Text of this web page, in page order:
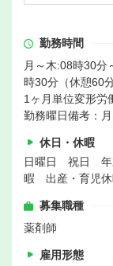
勤務時間
月～木:08時30分
時30分（休憩60
1ヶ月単位変形労
勤務曜日備考：
休日・休暇
日曜日 祝日 年
暇 出産・育児
募集職種
薬剤師
雇用形態